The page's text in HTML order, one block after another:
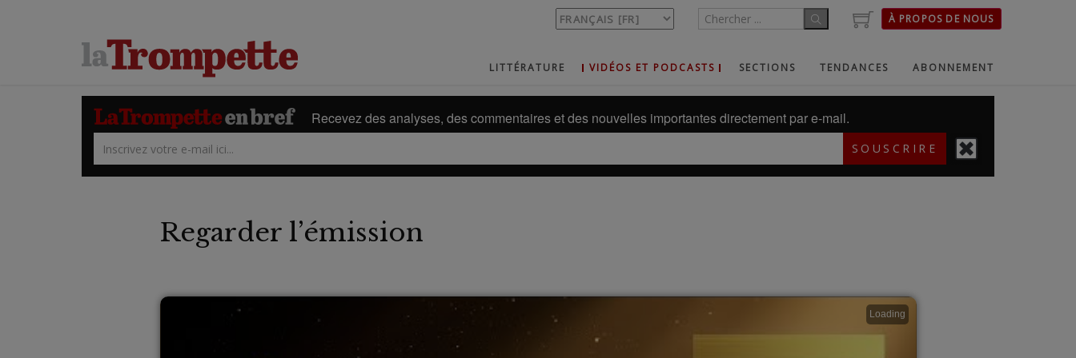
À PROPOS DE NOUS
LITTÉRATURE VIDÉOS ET PODCASTS SECTIONS TENDANCES ABONNEMENT
Recevez des analyses, des commentaires et des nouvelles importantes directement par e-mail.
SOUSCRIRE
Regarder l’émission
Loading